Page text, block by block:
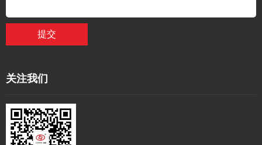
提交
关注我们